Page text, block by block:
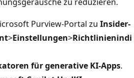
Purview-Portal zu Insider-
>Einstellungen>Richtlinienindi
für generative KI-Apps.